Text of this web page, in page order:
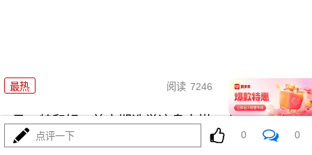
最热 阅读 7246 08-04
马、特和好，美中期选举这盘大棋，水有多深？
点评一下 0 0